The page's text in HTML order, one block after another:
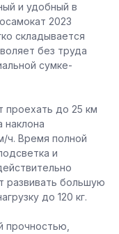
и удобный в
2023
складывается
без труда
сумке-
проехать до 25 км
наклона
ч. Время полной
и
развивать большую
до 120 кг.
прочностью,